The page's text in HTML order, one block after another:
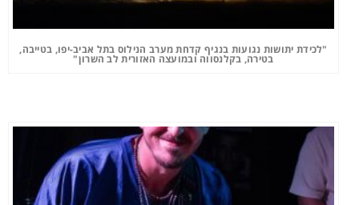
"לכידת יתושות נגועות בנגיף קדחת מערב הנילוס בתל אביב-יפו, בטייבה,
בטירה, בקלנסווה ובמועצה האזורית לב השרון"